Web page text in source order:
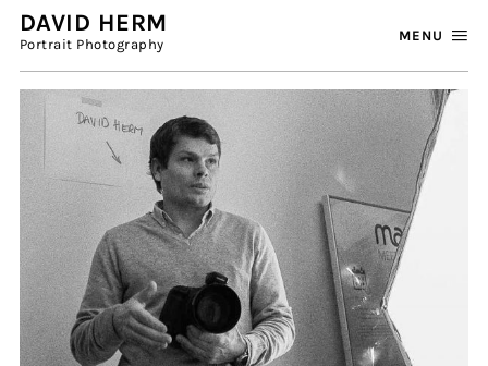
DAVID HERM
Portrait Photography
MENU